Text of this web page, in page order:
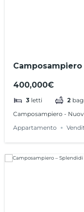
Camposampiero
400,000€
3 letti 2
Camposampiero -
Appartamento